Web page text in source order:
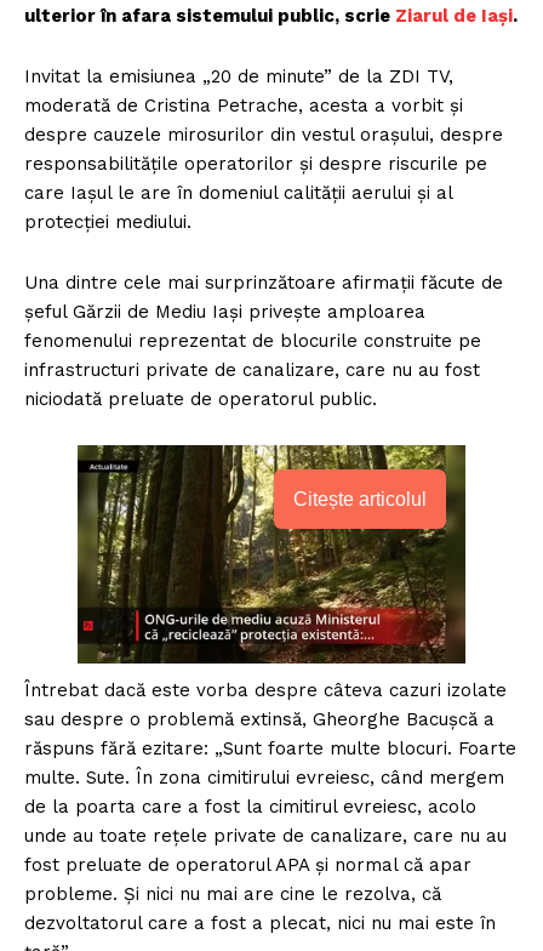
ulterior în afara sistemului public, scrie Ziarul de Iași.
Invitat la emisiunea „20 de minute” de la ZDI TV,
moderată de Cristina Petrache, acesta a vorbit și
despre cauzele mirosurilor din vestul orașului, despre
responsabilitățile operatorilor și despre riscurile pe
care Iașul le are în domeniul calității aerului și al
protecției mediului.
Una dintre cele mai surprinzătoare afirmații făcute de
șeful Gărzii de Mediu Iași privește amploarea
fenomenului reprezentat de blocurile construite pe
infrastructuri private de canalizare, care nu au fost
niciodată preluate de operatorul public.
Citește articolul
Întrebat dacă este vorba despre câteva cazuri izolate
sau despre o problemă extinsă, Gheorghe Bacușcă a
răspuns fără ezitare: „Sunt foarte multe blocuri. Foarte
multe. Sute. În zona cimitirului evreiesc, când mergem
de la poarta care a fost la cimitirul evreiesc, acolo
unde au toate rețele private de canalizare, care nu au
fost preluate de operatorul APA și normal că apar
probleme. Și nici nu mai are cine le rezolva, că
dezvoltatorul care a fost a plecat, nici nu mai este în